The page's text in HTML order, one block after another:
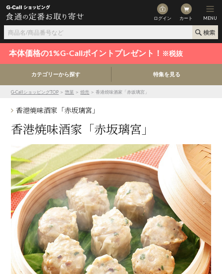
ログイン カート MENU
本体価格の1%G-Callポイントプレゼント！ ※税抜
カテゴリーから探す 特集を見る
G-CallショッピングTOP ＞惣菜 ＞焼売 ＞ 香港焼味酒家「赤坂璃宮」
香港焼味酒家「赤坂璃宮」
香港焼味酒家「赤坂璃宮」